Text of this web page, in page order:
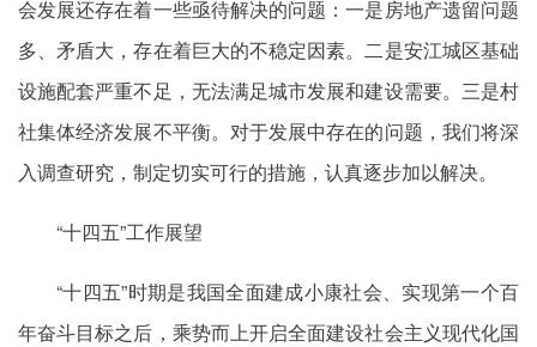
会发展还存在着一些亟待解决的问题：一是房地产遗留问题
多、矛盾大，存在着巨大的不稳定因素。二是安江城区基础
设施配套严重不足，无法满足城市发展和建设需要。三是村
社集体经济发展不平衡。对于发展中存在的问题，我们将深
入调查研究，制定切实可行的措施，认真逐步加以解决。
“十四五”工作展望
“十四五”时期是我国全面建成小康社会、实现第一个百
年奋斗目标之后，乘势而上开启全面建设社会主义现代化国